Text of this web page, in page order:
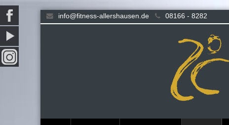
info@fitness-allershausen.de 08166 - 8282